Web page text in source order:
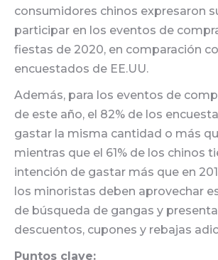
consumidores chinos expresaron
participar en los eventos de
fiestas de 2020, en comparación
encuestados de EE.UU.
Además, para los eventos de
de este año, el 82% de los
gastar la misma cantidad o más
mientras que el 61% de los chinos
intención de gastar más que en
los minoristas deben aprovechar
de búsqueda de gangas y
descuentos, cupones y rebajas
Puntos clave: